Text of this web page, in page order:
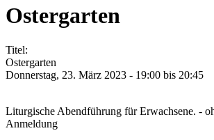
Ostergarten
Titel:
Ostergarten
Donnerstag, 23. März 2023 - 19:00 bis 20:45
Liturgische Abendführung für Erwachsene. -
Anmeldung